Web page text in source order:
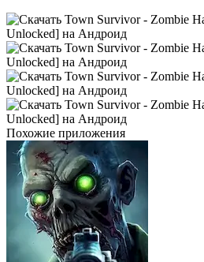
Похожие приложения